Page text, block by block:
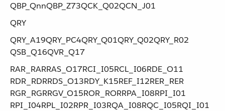
QBP_Q​nn ​QBP_Z73​ ​QCK_Q02​ ​QCN_J01
QRY
QRY_A19​ ​QRY_PC4​ ​QRY_Q01​ ​QRY_Q02​ ​QRY_R02​ ​
QSB_Q16​ ​QVR_Q17
RAR_RAR​ ​RAS_O17​ ​RCI_I05​ ​RCL_I06​ ​RDE_O11​ ​
RDR_RDR​ ​RDS_O13​ ​RDY_K15​ ​REF_I12​ ​RER_RER​ ​
RGR_RGR​ ​RGV_O15​ ​ROR_ROR​ ​RPA_I08​ ​RPI_I01​ ​
RPI_I04​ ​RPL_I02​ ​RPR_I03​ ​RQA_I08​ ​RQC_I05​ ​RQI_I01​ ​